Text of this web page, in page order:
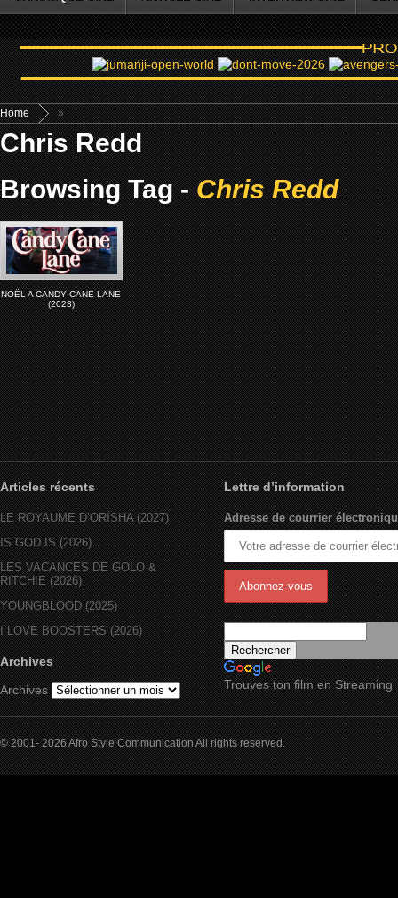
Home »
Chris Redd
Browsing Tag -Chris Redd
NOËL ­­A CANDY CANE LANE
(2023)
Articles récents
LE ROYAUME D’ORÏSHA (2027)
IS GOD IS (2026)
LES VACANCES DE GOLO &
RITCHIE (2026)
YOUNGBLOOD (2025)
I LOVE BOOSTERS (2026)
Archives
Archives
Lettre d’information
Adresse de courrier
Trouves ton film en Streaming
© 2001- 2026 Afro Style Communication All rights reserved.